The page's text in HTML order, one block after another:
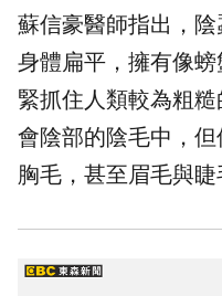
蘇信豪醫師指出，陰
身體扁平，擁有像
緊抓住人類較為粗
會陰部的陰毛中，但
胸毛，甚至眉毛與睫